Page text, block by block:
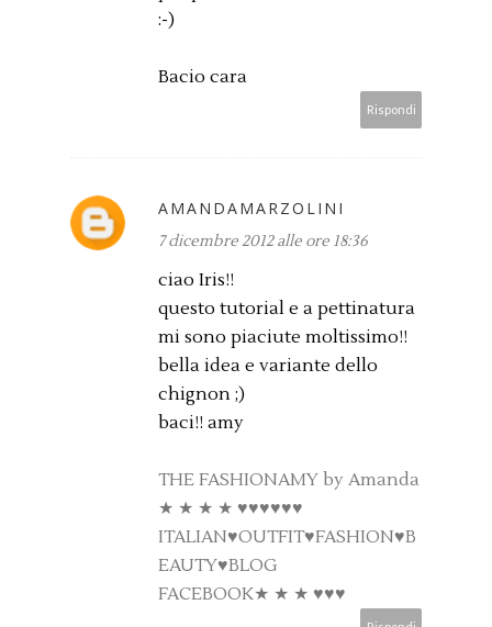
:-)
Bacio cara
Rispondi
AMANDAMARZOLINI
7 dicembre 2012 alle ore 18:36
ciao Iris!!
questo tutorial e a pettinatura
mi sono piaciute moltissimo!!
bella idea e variante dello
chignon ;)
baci!! amy
THE FASHIONAMY by Amanda
★ ★ ★ ★ ♥♥♥♥♥♥
ITALIAN♥OUTFIT♥FASHION♥B
EAUTY♥BLOG
FACEBOOK★ ★ ★ ♥♥♥